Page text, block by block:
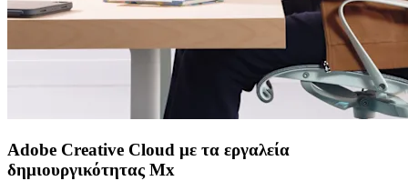
Adobe Creative Cloud με τα εργαλεία
δημιουργικότητας Mx